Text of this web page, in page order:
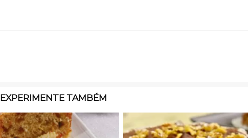
EXPERIMENTE TAMBÉM